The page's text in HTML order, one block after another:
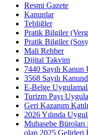
Resmi Gazete
Kanunlar
Tebliğler
Pratik Bilgiler
Pratik Bilgiler
Mali Rehber
Dijital Takvim
7440 Sayılı
3568 Sayılı
E-Belge
Turizm Payı
Geri Kazanım
2026 Yılında
Muhasebe
olan 2025 Gelirleri